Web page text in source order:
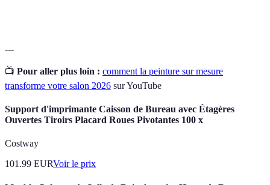
---
📺 Pour aller plus loin : comment la peinture sur mesure
transforme votre salon 2026 sur YouTube
Support d'imprimante Caisson de Bureau avec Étagères
Ouvertes Tiroirs Placard Roues Pivotantes 100 x
Costway
101.99 EURVoir le prix